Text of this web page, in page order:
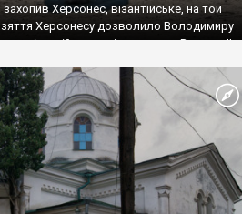
Херсонес, візантійське, на той
Херсонесу дозволило Володимиру
візантійському імператору Василю ІІ,
язичник, став Василем-
було Хрещення Русі. На честь
названо місто […]